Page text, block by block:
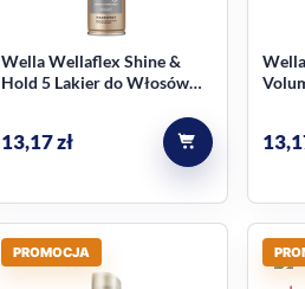
Wella Wellaflex Shine &
Hold 5 Lakier do Włosów
13,17zł
PROMOCJA